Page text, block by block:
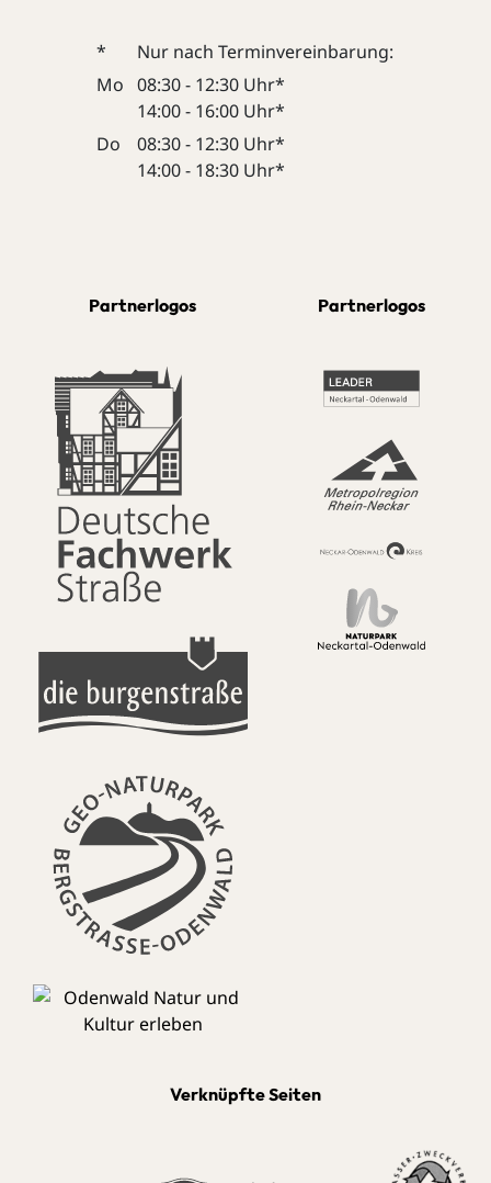
*
Nur nach Terminvereinbarung:
Mo 08:30 - 12:30 Uhr*
14:00 - 16:00 Uhr*
Do
08:30 - 12:30 Uhr*
14:00 - 18:30 Uhr*
Partnerlogos Partnerlogos
Verknüpfte Seiten